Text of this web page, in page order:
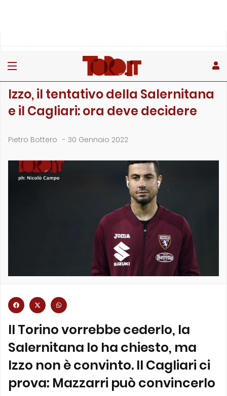
Izzo, il tentativo della Salernitana
e il Cagliari: ora deve decidere
Pietro Bottero - 30 Gennaio 2022
Il Torino vorrebbe cederlo, la
Salernitana lo ha chiesto, ma
Izzo non è convinto. Il Cagliari ci
prova: Mazzarri può convincerlo